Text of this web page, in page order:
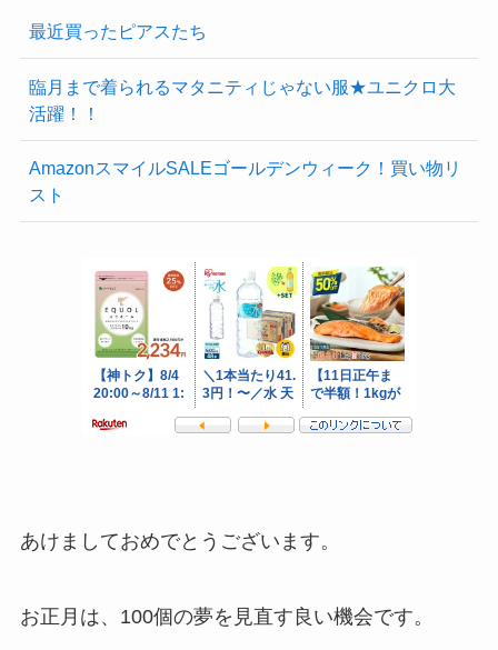
最近買ったピアスたち
臨月まで着られるマタニティじゃない服★ユニクロ大
活躍！！
AmazonスマイルSALEゴールデンウィーク！買い物リ
スト
あけましておめでとうございます。
お正月は、100個の夢を見直す良い機会です。